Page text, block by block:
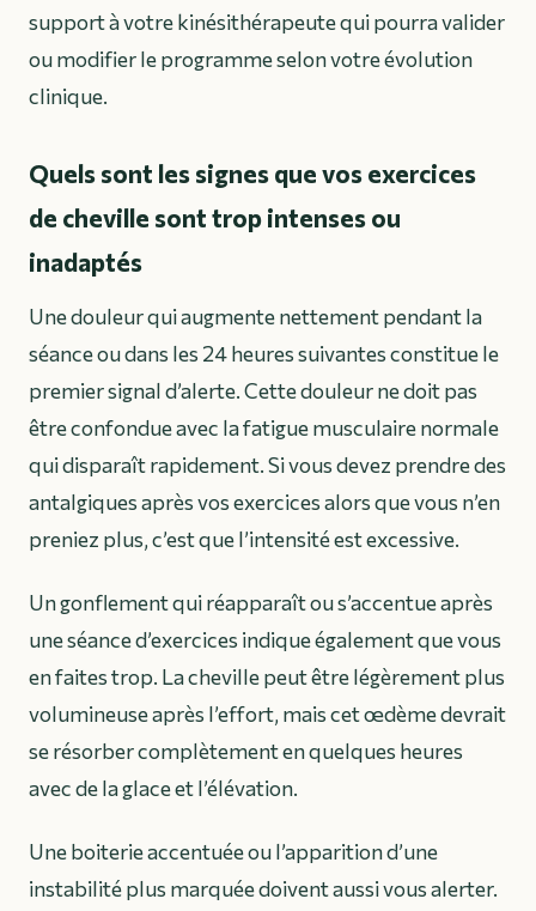
support à votre kinésithérapeute qui pourra valider
ou modifier le programme selon votre évolution
clinique.
Quels sont les signes que vos exercices
de cheville sont trop intenses ou
inadaptés
Une douleur qui augmente nettement pendant la
séance ou dans les 24 heures suivantes constitue le
premier signal d’alerte. Cette douleur ne doit pas
être confondue avec la fatigue musculaire normale
qui disparaît rapidement. Si vous devez prendre des
antalgiques après vos exercices alors que vous n’en
preniez plus, c’est que l’intensité est excessive.
Un gonflement qui réapparaît ou s’accentue après
une séance d’exercices indique également que vous
en faites trop. La cheville peut être légèrement plus
volumineuse après l’effort, mais cet œdème devrait
se résorber complètement en quelques heures
avec de la glace et l’élévation.
Une boiterie accentuée ou l’apparition d’une
instabilité plus marquée doivent aussi vous alerter.